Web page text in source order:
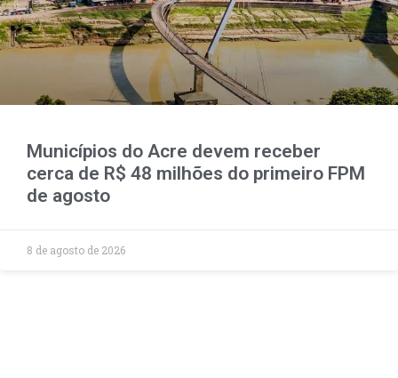
Municípios do Acre devem receber
cerca de R$ 48 milhões do primeiro FPM
de agosto
8 de agosto de 2026